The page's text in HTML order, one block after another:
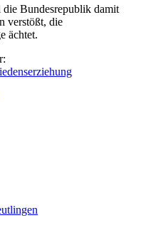
die Bundesrepublik damit
verstößt, die
ächtet.